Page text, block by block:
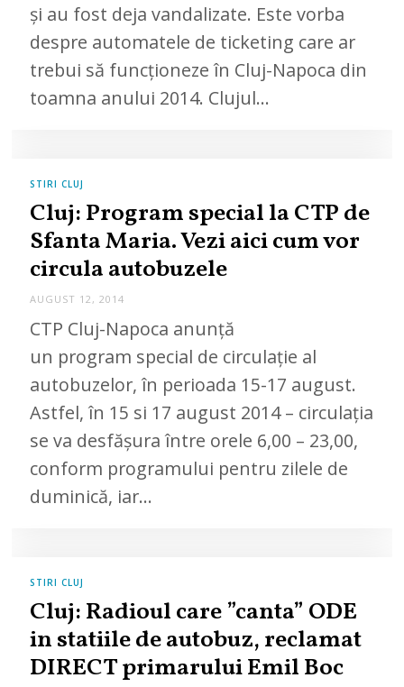
şi au fost deja vandalizate. Este vorba
despre automatele de ticketing care ar
trebui să funcţioneze în Cluj-Napoca din
toamna anului 2014. Clujul…
STIRI CLUJ
Cluj: Program special la CTP de
Sfanta Maria. Vezi aici cum vor
circula autobuzele
AUGUST 12, 2014
CTP Cluj-Napoca anunță
un program special de circulație al
autobuzelor, în perioada 15-17 august.
Astfel, în 15 si 17 august 2014 – circulaţia
se va desfăşura între orele 6,00 – 23,00,
conform programului pentru zilele de
duminică, iar…
STIRI CLUJ
Cluj: Radioul care ”canta” ODE
in statiile de autobuz, reclamat
DIRECT primarului Emil Boc